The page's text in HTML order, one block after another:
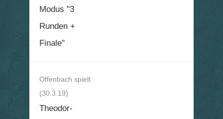
Modus "3
Runden +
Finale"
Offenbach spielt
(30.3.19)
Theodor-